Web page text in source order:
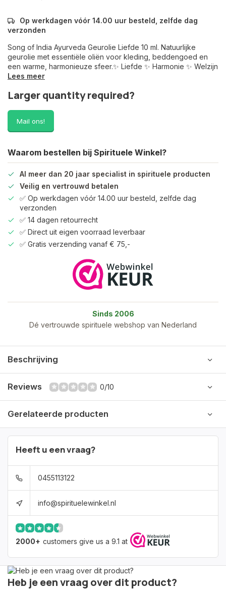
Op werkdagen vóór 14.00 uur besteld, zelfde dag
verzonden
Song of India Ayurveda Geurolie Liefde 10 ml. Natuurlijke
geurolie met essentiële oliën voor kleding, beddengoed en
een warme, harmonieuze sfeer.✨ Liefde ✨ Harmonie ✨ Welzijn
Lees meer
Larger quantity required?
Mail ons!
Waarom bestellen bij Spirituele Winkel?
Al meer dan 20 jaar specialist in spirituele producten
Veilig en vertrouwd betalen
✅ Op werkdagen vóór 14.00 uur besteld, zelfde dag
verzonden
✅ 14 dagen retourrecht
✅ Direct uit eigen voorraad leverbaar
✅ Gratis verzending vanaf € 75,-
Sinds 2006
Dé vertrouwde spirituele webshop van Nederland
Beschrijving
Reviews 0/10
Gerelateerde producten
Heeft u een vraag?
0455113122
info@spirituelewinkel.nl
2000+ customers give us a 9.1 at
Heb je een vraag over dit product?